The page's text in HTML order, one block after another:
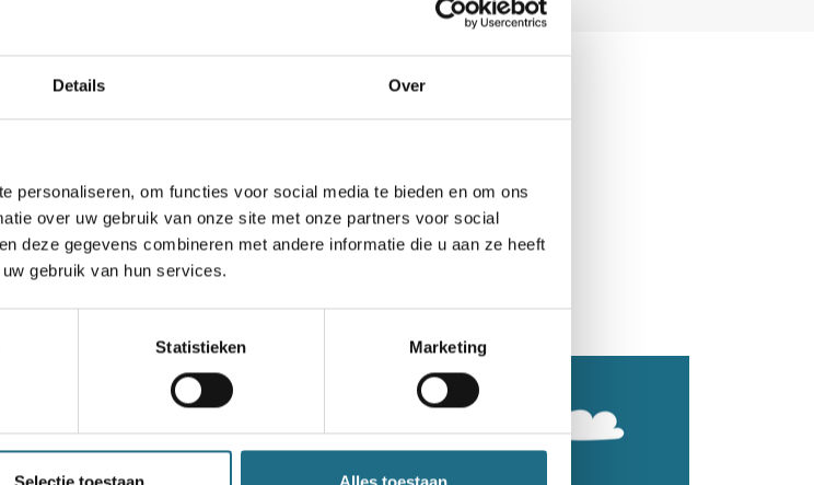
Details Over
personaliseren, om functies voor social media te bieden en om ons
over uw gebruik van onze site met onze partners voor social
deze gegevens combineren met andere informatie die u aan ze heeft
gebruik van hun services.
Statistieken Marketing
Selectie toestaan Alles toestaan